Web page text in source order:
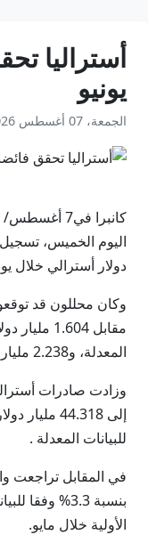
أستراليا
يونيو
الجمعة، 07 أغسطس 2026
كانبرا في7
دولار أسترالي خلال
المعدلة، و2.238 مليار دولار وفقا للبيانات الأولية.
للبيانات المعدلة .
الأولية خلال مايو.